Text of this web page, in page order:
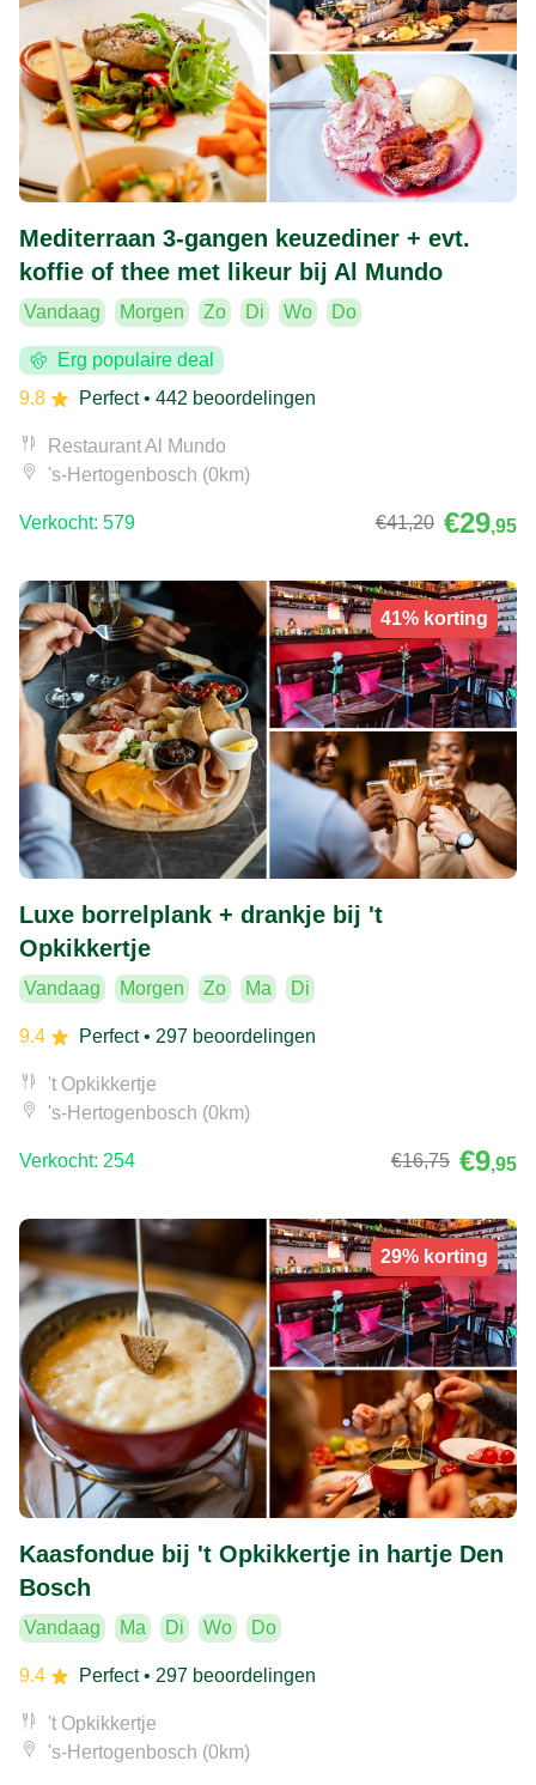
Mediterraan 3-gangen keuzediner + evt.
koffie of thee met likeur bij Al Mundo
Vandaag Morgen Zo Di Wo Do
Erg populaire deal
9.8
Perfect• 442 beoordelingen
Restaurant Al Mundo
's-Hertogenbosch (0km)
Verkocht: 579 €41,20 €29,95
41% korting
Luxe borrelplank + drankje bij 't
Opkikkertje
Vandaag Morgen Zo Ma Di
9.4 Perfect• 297 beoordelingen
't Opkikkertje
's-Hertogenbosch (0km)
Verkocht: 254 €16,75 €9,95
29% korting
Kaasfondue bij 't Opkikkertje in hartje Den
Bosch
Vandaag Ma Di Wo Do
9.4 Perfect• 297 beoordelingen
't Opkikkertje
's-Hertogenbosch (0km)